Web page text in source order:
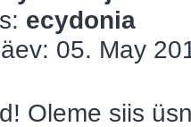
ecydonia
05. May
Oleme siis